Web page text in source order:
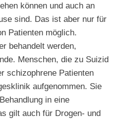
können und auch an
sind. Das ist aber nur für
Patienten möglich.
behandelt werden,
Menschen, die zu Suizid
schizophrene Patienten
aufgenommen. Sie
in eine
gilt auch für Drogen- und